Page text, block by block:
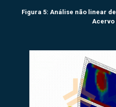
Figura 5: Análise não linear
Acervo